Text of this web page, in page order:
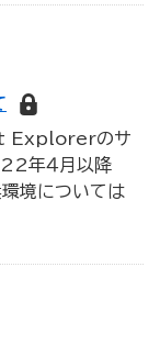
Explorerのサ
年４月以降
環境については